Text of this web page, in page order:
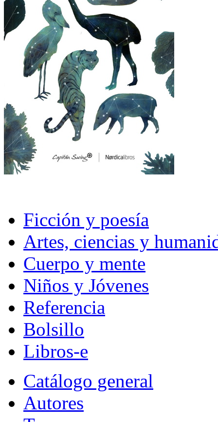
Ficción y poesía
Artes, ciencias y
Cuerpo y mente
Niños y Jóvenes
Referencia
Bolsillo
Libros-e
Catálogo general
Autores